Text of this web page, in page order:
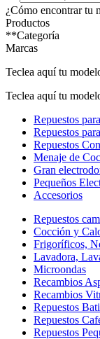
¿Cómo encontrar tu
Productos
**Categoría
Marcas
Teclea aquí tu
Teclea aquí tu
Repuestos
Repuestos
Repuestos
Menaje de
Gran
Pequeños
Accesorios
Repuestos
Cocción y
Frigoríficos,
Lavadora,
Microondas
Recambios
Recambios
Repuestos
Repuestos
Repuestos